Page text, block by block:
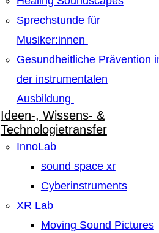
Sprechstunde für
Musiker:innen
Gesundheitliche Prävention
der instrumentalen
Ausbildung
Ideen-, Wissens- &
Technologietransfer
InnoLab
sound space xr
Cyberinstruments
XR Lab
Moving Sound Pictures